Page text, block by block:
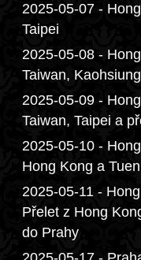
2025-05-07 -
Taipei
2025-05-08 -
Taiwan,
2025-05-09 -
Taiwan, Taipei a
2025-05-10 -
Hong Kong a
2025-05-11 -
Přelet z Hong
do Prahy